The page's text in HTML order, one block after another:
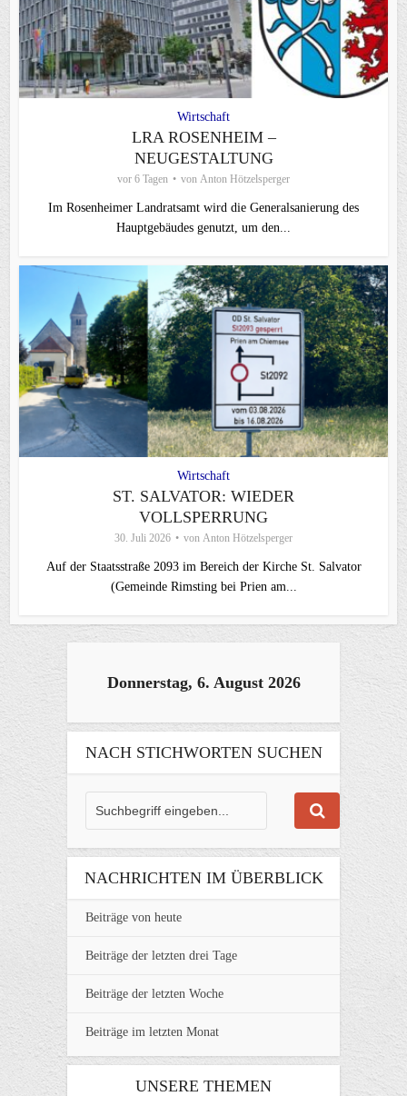
Wirtschaft
LRA ROSENHEIM –
NEUGESTALTUNG
vor 6 Tagen von Anton Hötzelsperger
Im Rosenheimer Landratsamt wird die Generalsanierung des
Hauptgebäudes genutzt, um den...
Wirtschaft
ST. SALVATOR: WIEDER
VOLLSPERRUNG
30. Juli 2026 von Anton Hötzelsperger
Auf der Staatsstraße 2093 im Bereich der Kirche St. Salvator
(Gemeinde Rimsting bei Prien am...
Donnerstag, 6. August 2026
NACH STICHWORTEN SUCHEN
NACHRICHTEN IM ÜBERBLICK
Beiträge von heute
Beiträge der letzten drei Tage
Beiträge der letzten Woche
Beiträge im letzten Monat
UNSERE THEMEN